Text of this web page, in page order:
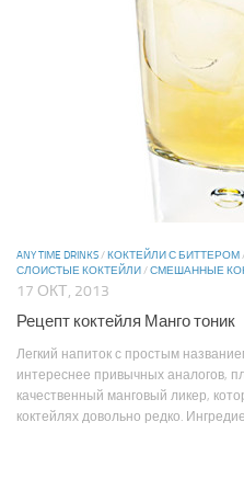
ANY TIME DRINKS/КОКТЕЙЛИ С БИТТЕРОМ
СЛОИСТЫЕ КОКТЕЙЛИ/СМЕШАННЫЕ
17 ОКТ, 2013
Рецепт коктейля Манго тоник
Легкий напиток с простым
интереснее привычных аналогов,
качественный манговый ликер,
коктейлях довольно редко.